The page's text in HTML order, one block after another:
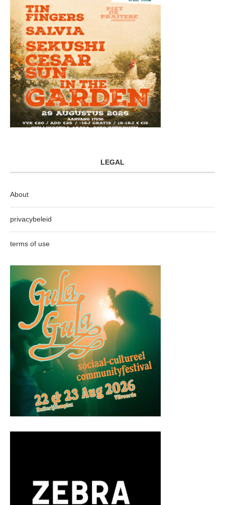
LEGAL
About
privacybeleid
terms of use